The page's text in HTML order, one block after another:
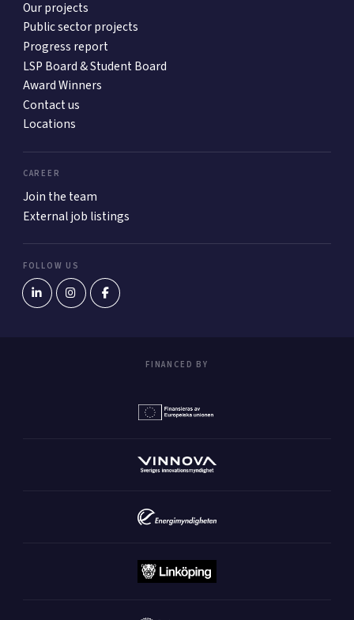
Our projects
Public sector projects
Progress report
LSP Board & Student Board
Award Winners
Contact us
Locations
CAREER
Join the team
External job listings
FOLLOW US
FINANCED BY